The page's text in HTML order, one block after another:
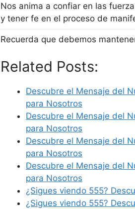
Nos anima a confiar en las
y tener fe en el proceso de
Recuerda que debemos
Related Posts:
Descubre el Mensaje del
para Nosotros
Descubre el Mensaje del
para Nosotros
Descubre el Mensaje del
para Nosotros
Descubre el Mensaje del
para Nosotros
¿Sigues viendo 555?
¿Sigues viendo 555?